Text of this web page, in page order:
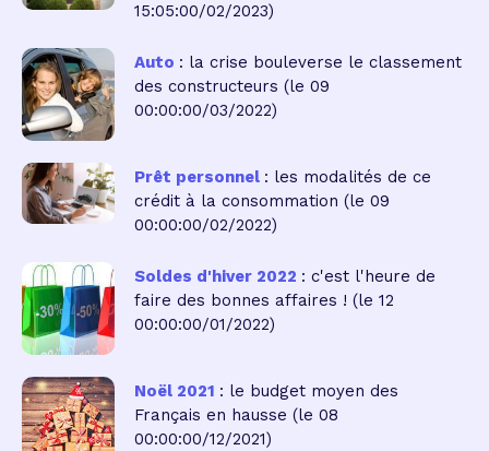
15:05:00/02/2023)
Auto : la crise bouleverse le classement
des constructeurs (le 09
00:00:00/03/2022)
Prêt personnel : les modalités de ce
crédit à la consommation (le 09
00:00:00/02/2022)
Soldes d'hiver 2022 : c'est l'heure de
faire des bonnes affaires ! (le 12
00:00:00/01/2022)
Noël 2021 : le budget moyen des
Français en hausse (le 08
00:00:00/12/2021)